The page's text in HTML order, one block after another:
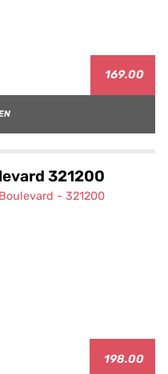
169.00
321200
198.00